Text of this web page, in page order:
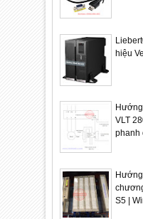
hiệu
VLT
phanh
S5 |